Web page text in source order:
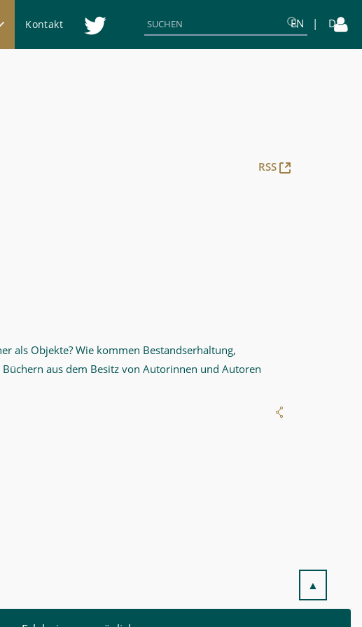
Kontakt EN DE
RSS
(Öffnet
als Objekte? Wie kommen Bestandserhaltung,
aus dem Besitz von Autorinnen und Autoren
▲